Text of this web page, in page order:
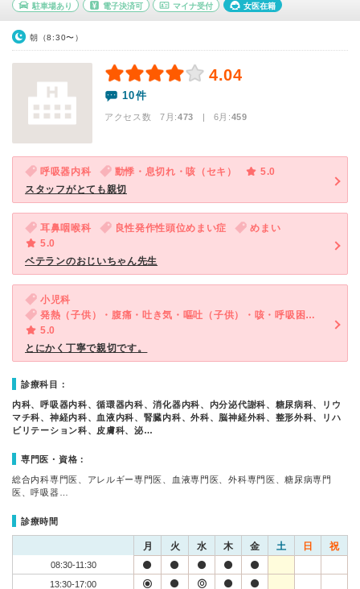
駐車場あり 電子決済可 マイナ受付 女医在籍
朝（8:30〜）
4.04
10件
アクセス数 7月:473 | 6月:459
呼吸器内科 動悸・息切れ・咳（セキ）
5.0
スタッフがとても親切
耳鼻咽喉科 良性発作性頭位めまい症
めまい
5.0
ベテランのおじいちゃん先生
小児科
発熱（子供）・腹痛・吐き気・嘔吐（子供）・咳・呼吸困難（子供）・下痢（子供）
5.0
とにかく丁寧で親切です。
診療科目：
内科、呼吸器内科、循環器内科、消化器内科、内分泌代謝科、糖尿病科、リウ
マチ科、神経内科、血液内科、腎臓内科、外科、脳神経外科、整形外科、リハ
ビリテーション科、皮膚科、泌…
専門医・資格：
総合内科専門医、アレルギー専門医、血液専門医、外科専門医、糖尿病専門
医、呼吸器…
診療時間
月 火 水 木 金 土 日 祝
08:30-11:30
13:30-17:00